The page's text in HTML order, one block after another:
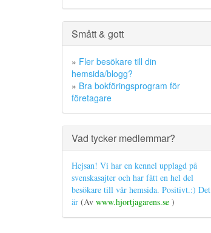
Smått & gott
» Fler besökare till din
hemsida/blogg?
» Bra bokföringsprogram för
företagare
Vad tycker medlemmar?
Hejsan! Vi har en kennel upplagd på
svenskasajter och har fått en hel del
besökare till vår hemsida. Positivt.:) Det
är (Av www.hjortjagarens.se )